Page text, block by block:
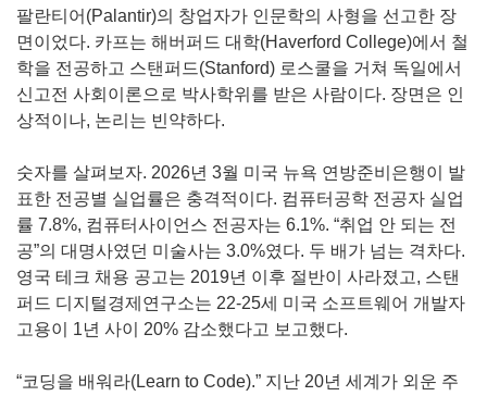
팔란티어(Palantir)의 창업자가 인문학의 사형을 선고한 장
면이었다. 카프는 해버퍼드 대학(Haverford College)에서 철
학을 전공하고 스탠퍼드(Stanford) 로스쿨을 거쳐 독일에서
신고전 사회이론으로 박사학위를 받은 사람이다. 장면은 인
상적이나, 논리는 빈약하다.
숫자를 살펴보자. 2026년 3월 미국 뉴욕 연방준비은행이 발
표한 전공별 실업률은 충격적이다. 컴퓨터공학 전공자 실업
률 7.8%, 컴퓨터사이언스 전공자는 6.1%. “취업 안 되는 전
공”의 대명사였던 미술사는 3.0%였다. 두 배가 넘는 격차다.
영국 테크 채용 공고는 2019년 이후 절반이 사라졌고, 스탠
퍼드 디지털경제연구소는 22-25세 미국 소프트웨어 개발자
고용이 1년 사이 20% 감소했다고 보고했다.
“코딩을 배워라(Learn to Code).” 지난 20년 세계가 외운 주